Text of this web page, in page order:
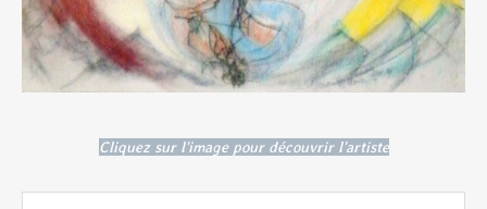
Cliquez sur l'image pour découvrir l'artiste